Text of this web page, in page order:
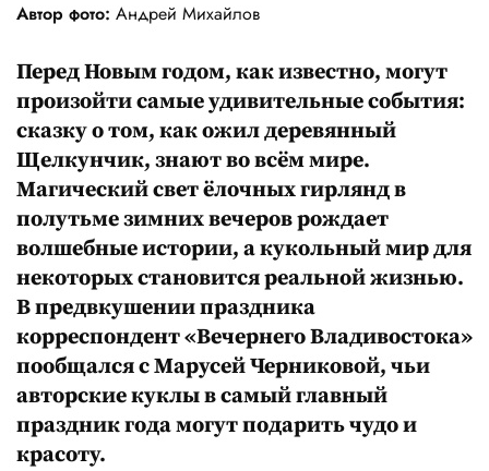
Автор фото: Андрей Михайлов
Перед Новым годом, как известно, могут
произойти самые удивительные события:
сказку о том, как ожил деревянный
Щелкунчик, знают во всём мире.
Магический свет ёлочных гирлянд в
полутьме зимних вечеров рождает
волшебные истории, а кукольный мир для
некоторых становится реальной жизнью.
В предвкушении праздника
корреспондент «Вечернего Владивостока»
пообщался с Марусей Черниковой, чьи
авторские куклы в самый главный
праздник года могут подарить чудо и
красоту.